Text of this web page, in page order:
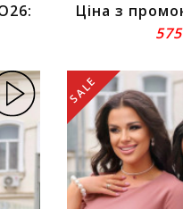
Ціна з
SALE